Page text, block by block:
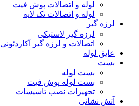
لوله و اتصالات پوش فیت
لوله و اتصالات تک لایه
لرزه گیر
لرزه گیر لاستیکی
اتصالات و لرزه گیر آکاردئونی
عایق لوله
بست
بست لوله
بست لوله پوش فیت
تجهیزات نصب تاسیسات
آتش نشانی